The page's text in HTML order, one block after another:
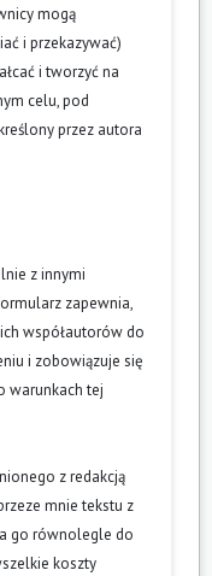
mogą
i przekazywać)
i tworzyć na
celu, pod
przez autora
z innymi
zapewnia,
współautorów do
i zobowiązuje się
warunkach tej
z redakcją
mnie tekstu z
go równolegle do
koszty